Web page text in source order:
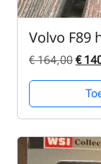
Volvo F89
€164,00 €